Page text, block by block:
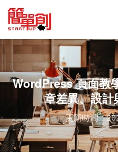
WordPress 頁面教
章差異、設計
更新時間：